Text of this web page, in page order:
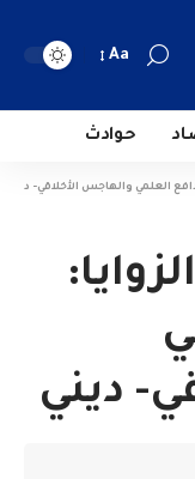
Aa
حوادث
العلمي والهاجس الأخلاقي- ديني
ديني